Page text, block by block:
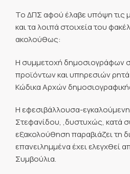
Το ΔΠΣ αφού έλαβε υπόψη τις
και τα λοιπά στοιχεία του
ακολούθως:
Η συμμετοχή δημοσιογράφων
προϊόντων και υπηρεσιών
Κώδικα Αρχών
Η εφεσιβάλλουσα-
Στεφανίδου, ,δυστυχώς, κατά
εξακολούθηση παραβιάζει τη
επανειλημμένα έχει ελεγχθεί
Συμβούλια.